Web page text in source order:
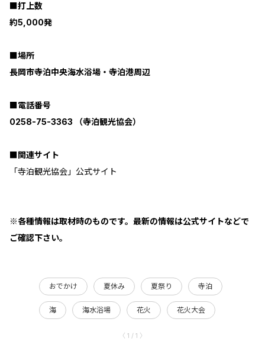
■打上数
約5,000発
■場所
長岡市寺泊中央海水浴場・寺泊港周辺
■電話番号
0258-75-3363 （寺泊観光協会）
■関連サイト
「寺泊観光協会」公式サイト
※各種情報は取材時のものです。最新の情報は公式サイトなどで
ご確認下さい。
おでかけ 夏休み 夏祭り 寺泊
海 海水浴場 花火 花火大会
〈 1 / 1 〉